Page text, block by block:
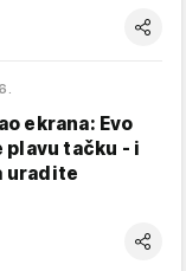
ekrana: Evo
plavu tačku - i
uradite